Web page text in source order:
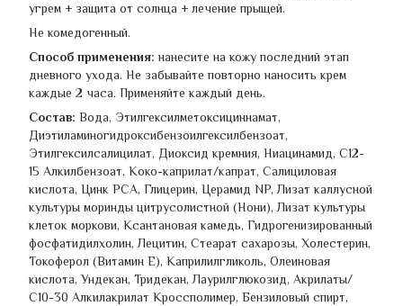
угрем + защита от солнца + лечение прыщей.
Не комедогенный.
Способ применения: нанесите на кожу последний этап
дневного ухода. Не забывайте повторно наносить крем
каждые 2 часа. Применяйте каждый день.
Состав: Вода, Этилгексилметоксициннамат,
Диэтиламиногидроксибензоилгексилбензоат,
Этилгексилсалицилат, Диоксид кремния, Ниацинамид, С12-
15 Алкилбензоат, Коко-каприлат/капрат, Салициловая
кислота, Цинк PCA, Глицерин, Церамид NP, Лизат каллусной
культуры моринды цитрусолистной (Нони), Лизат культуры
клеток моркови, Ксантановая камедь, Гидрогенизированный
фосфатидилхолин, Лецитин, Стеарат сахарозы, Холестерин,
Токоферол (Витамин Е), Каприлилгликоль, Олеиновая
кислота, Ундекан, Тридекан, Лаурилглюкозид, Акрилаты/
С10-30 Алкилакрилат Кроссполимер, Бензиловый спирт,